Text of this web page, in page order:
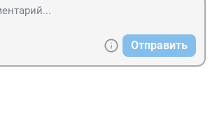
Отправить